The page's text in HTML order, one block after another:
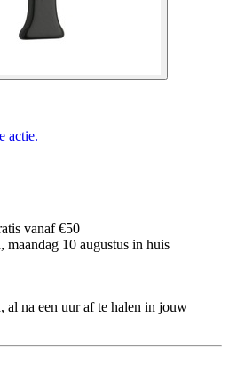
actie.
vanaf €50
maandag 10 augustus in huis
al na een uur af te halen in jouw